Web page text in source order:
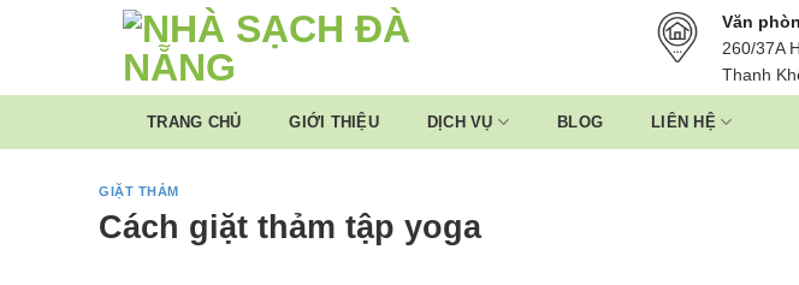
Văn
260/37A
Thanh
TRANG CHỦ GIỚI THIỆU DỊCH VỤ BLOG LIÊN HỆ
GIẶT THẢM
Cách giặt thảm tập yoga